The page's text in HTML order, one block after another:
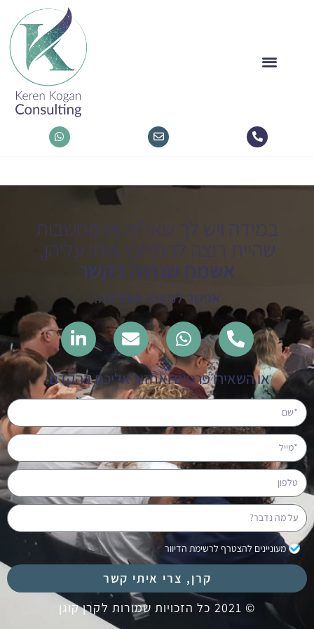
במידה ויש לך שאלות או מחשבות
שהיית רוצה להתייעץ איתי עליהן,
אשמח שנהיה בקשר
אפשר למצוא אותי פה:
או השאירו פרטים ואחזור אליכם בהקדם:
מעוניינים להצטרף לרשימת הדיוור
קרן, צרי איתי קשר
© 2021 כל הזכויות שמורות לקרן קוגן